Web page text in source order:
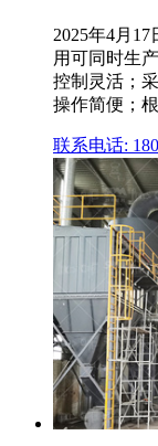
2025年4月
用可同时生
控制灵活；
操作简便；
联系电话: